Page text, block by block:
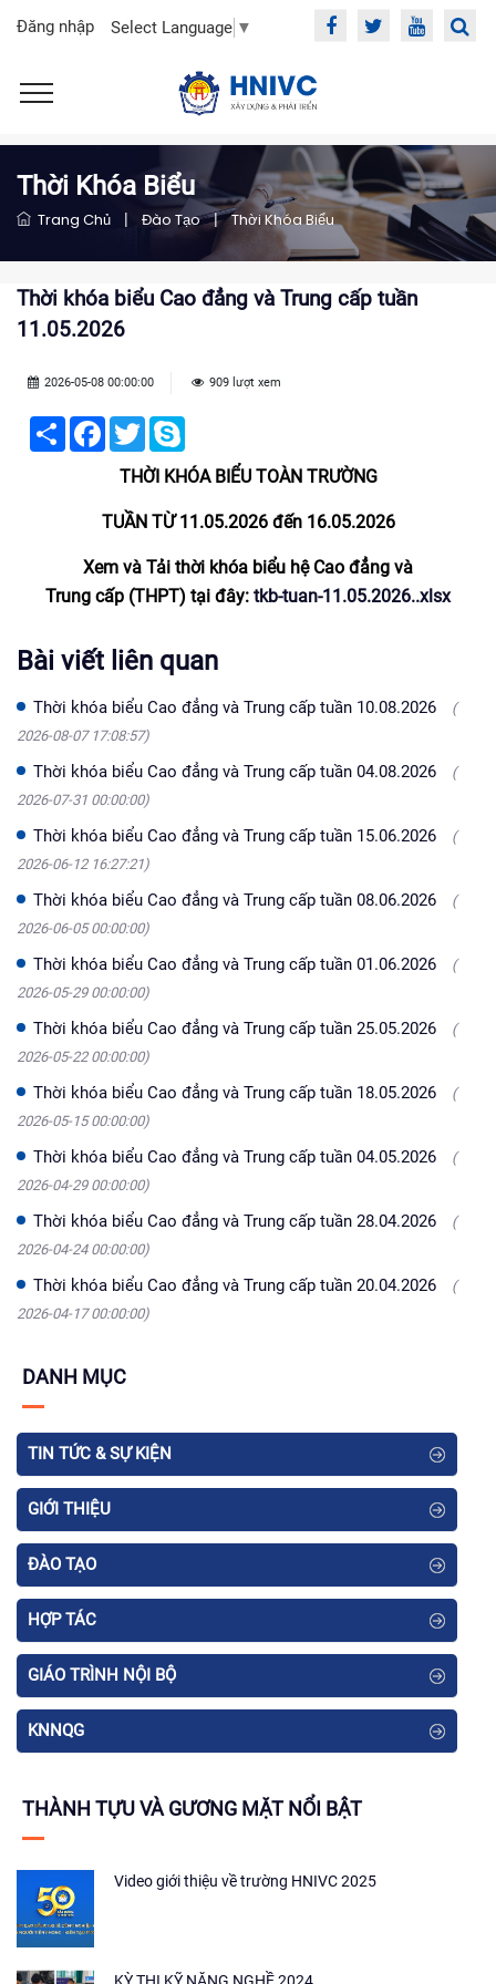
Đăng nhập Select Language ▼
Thời Khóa Biểu
Trang Chủ | Đào Tạo | Thời Khóa Biểu
Thời khóa biểu Cao đẳng và Trung cấp tuần
11.05.2026
2026-05-08 00:00:00 909 lượt xem
Share Facebook
Twitter
THỜI KHÓA BIỂU TOÀN TRƯỜNG
TUẦN TỪ 11.05.2026 đến 16.05.2026
Xem và Tải thời khóa biểu hệ Cao đẳng và
Trung cấp (THPT) tại đây: tkb-tuan-11.05.2026..xlsx
Bài viết liên quan
Thời khóa biểu Cao đẳng và Trung cấp tuần 10.08.2026
(
2026-08-07 17:08:57)
Thời khóa biểu Cao đẳng và Trung cấp tuần 04.08.2026
(
2026-07-31 00:00:00)
Thời khóa biểu Cao đẳng và Trung cấp tuần 15.06.2026
(
2026-06-12 16:27:21)
Thời khóa biểu Cao đẳng và Trung cấp tuần 08.06.2026
(
2026-06-05 00:00:00)
Thời khóa biểu Cao đẳng và Trung cấp tuần 01.06.2026
(
2026-05-29 00:00:00)
Thời khóa biểu Cao đẳng và Trung cấp tuần 25.05.2026
(
2026-05-22 00:00:00)
Thời khóa biểu Cao đẳng và Trung cấp tuần 18.05.2026
(
2026-05-15 00:00:00)
Thời khóa biểu Cao đẳng và Trung cấp tuần 04.05.2026
(
2026-04-29 00:00:00)
Thời khóa biểu Cao đẳng và Trung cấp tuần 28.04.2026
(
2026-04-24 00:00:00)
Thời khóa biểu Cao đẳng và Trung cấp tuần 20.04.2026
(
2026-04-17 00:00:00)
DANH MỤC
TIN TỨC & SỰ KIỆN
GIỚI THIỆU
ĐÀO TẠO
HỢP TÁC
GIÁO TRÌNH NỘI BỘ
KNNQG
THÀNH TỰU VÀ GƯƠNG MẶT NỔI BẬT
Video giới thiệu về trường HNIVC 2025
KỲ THI KỸ NĂNG NGHỀ 2024